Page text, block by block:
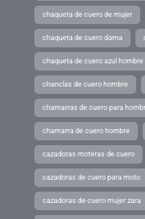
chaqueta de cuero de mujer
chaqueta de cuero dama
chaqueta de cuero azul hombre
chanclas de cuero hombre
chamarras de cuero para
chamarra de cuero hombre
cazadoras moteras de cuero
cazadoras de cuero para moto
cazadoras de cuero mujer zara